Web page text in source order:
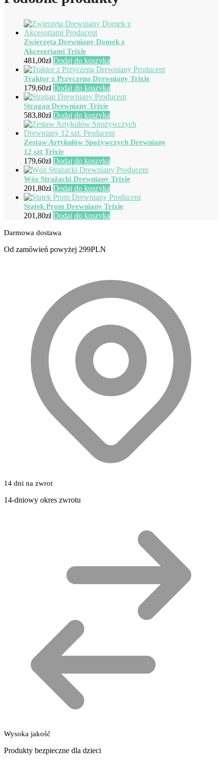
Zwierzęta Drewniany Domek z
Akcesoriami Trixie
481,00zł Dodaj do koszyka
Traktor z Przyczepą Drewniany Trixie
179,60zł Dodaj do koszyka
Stragan Drewniany Trixie
583,80zł Dodaj do koszyka
Zestaw Artykułów Spożywczych Drewniany
12 szt Trixie
179,60zł Dodaj do koszyka
Wóz Strażacki Drewniany Trixie
201,80zł Dodaj do koszyka
Statek Prom Drewniany Trixie
201,80zł Dodaj do koszyka
Darmowa dostawa
Od zamówień powyżej 299PLN
14 dni na zwrot
14-dniowy okres zwrotu
Wysoka jakość
Produkty bezpieczne dla dzieci